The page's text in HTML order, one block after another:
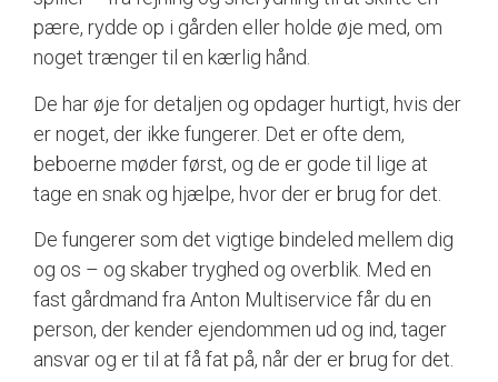
pære, rydde op i gården eller holde øje med, om
noget trænger til en kærlig hånd.
De har øje for detaljen og opdager hurtigt, hvis der
er noget, der ikke fungerer. Det er ofte dem,
beboerne møder først, og de er gode til lige at
tage en snak og hjælpe, hvor der er brug for det.
De fungerer som det vigtige bindeled mellem dig
og os – og skaber tryghed og overblik. Med en
fast gårdmand fra Anton Multiservice får du en
person, der kender ejendommen ud og ind, tager
ansvar og er til at få fat på, når der er brug for det.